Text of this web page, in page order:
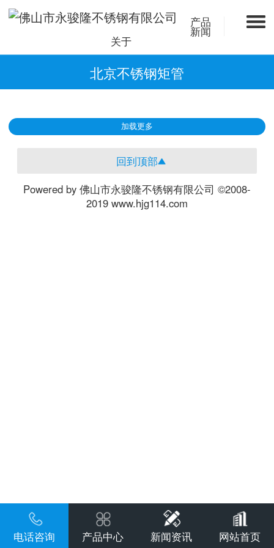
产品
新闻
关于
北京不锈钢矩管
加载更多
回到顶部
Powered by 佛山市永骏隆不锈钢有限公司 ©2008-
2019 www.hjg114.com
电话咨询 产品中心 新闻资讯 网站首页